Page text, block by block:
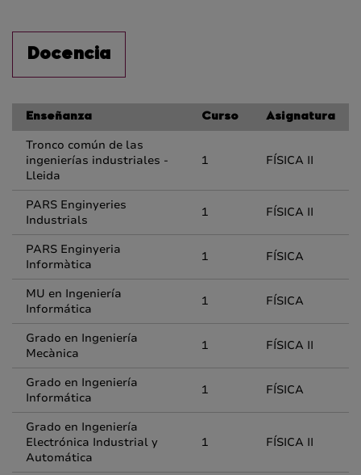
Docencia
Enseñanza Curso Asignatura
Tronco común de las
ingenierías industriales -
Lleida
1 FÍSICA II
PARS Enginyeries
Industrials
1 FÍSICA II
PARS Enginyeria
Informàtica
1 FÍSICA
MU en Ingeniería
Informática
1 FÍSICA
Grado en Ingeniería
Mecànica
1 FÍSICA II
Grado en Ingeniería
Informática
1 FÍSICA
Grado en Ingeniería
Electrónica Industrial y
Automática
1 FÍSICA II